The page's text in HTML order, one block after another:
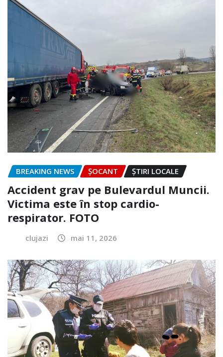
BREAKING NEWS ȘOCANT ȘTIRI LOCALE
Accident grav pe Bulevardul Muncii.
Victima este în stop cardio-
respirator. FOTO
clujazi mai 11, 2026